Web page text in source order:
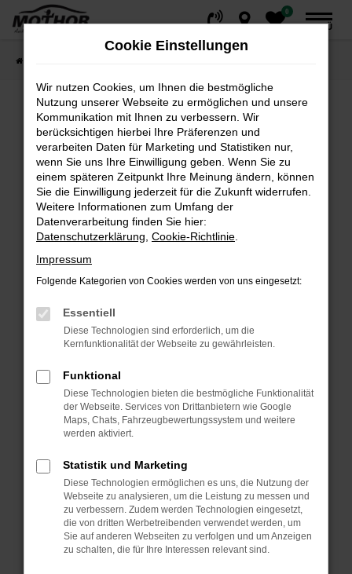
Zum
0
MENÜ
Fehler: Network Error
Beim Laden ist ein Fehler aufgetreten.
Hier sind ein paar Tipps, die dir helfen können:
Überprüfe deine Firewall und deine
Internetverbindung.
Suchmaschine?
Manche Erweiterungen, wie Werbeblocker,
können das Laden bestimmter Seiten
verhindern. Funktioniert die Seite in einem
Fenster?
Starte dein Gerät neu.
Das kann manchmal helfen, vorübergehende
Probleme zu beheben.
Stelle sicher, dass dein Browser und dein
Betriebssystem auf dem neuesten Stand
sind.
Veraltete Software birgt nicht nur ein
Sicherheitsrisiko, sondern kann auch dazu
führen, dass bestimmte Funktionen nicht mehr
Cookie Einstellungen
Wir nutzen Cookies, um Ihnen die bestmögliche
Nutzung unserer Webseite zu ermöglichen und unsere
Kommunikation mit Ihnen zu verbessern. Wir
berücksichtigen hierbei Ihre Präferenzen und
verarbeiten Daten für Marketing und Statistiken nur,
wenn Sie uns Ihre Einwilligung geben. Wenn Sie zu
einem späteren Zeitpunkt Ihre Meinung ändern, können
Sie die Einwilligung jederzeit für die Zukunft widerrufen.
Weitere Informationen zum Umfang der
Datenverarbeitung finden Sie hier:
Datenschutzerklärung Cookie-Richtlinie
Impressum
Folgende Kategorien von Cookies werden von uns eingesetzt:
Essentiell
Diese Technologien sind erforderlich, um die
Kernfunktionalität der Webseite zu gewährleisten.
Funktional
Diese Technologien bieten die bestmögliche Funktionalität
der Webseite. Services von Drittanbietern wie Google
Maps, Chats, Fahrzeugbewertungssystem und weitere
werden aktiviert.
Statistik und Marketing
Diese Technologien ermöglichen es uns, die Nutzung der
Webseite zu analysieren, um die Leistung zu messen und
zu verbessern. Zudem werden Technologien eingesetzt,
die von dritten Werbetreibenden verwendet werden, um
Sie auf anderen Webseiten zu verfolgen und um Anzeigen
zu schalten, die für Ihre Interessen relevant sind.